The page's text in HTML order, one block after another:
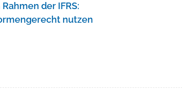
der IFRS:
nutzen